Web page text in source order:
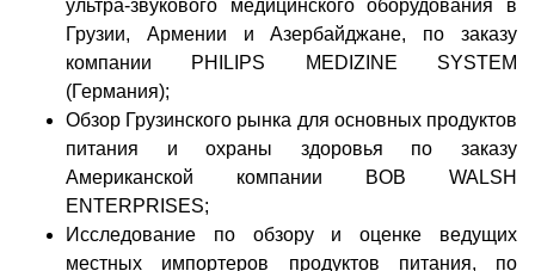
ультра-звукового медицинского оборудования в
Грузии, Армении и Азербайджане, по заказу
компании PHILIPS MEDIZINE SYSTEM
(Германия);
Обзор Грузинского рынка для основных продуктов
питания и охраны здоровья по заказу
Американской компании BOB WALSH
ENTERPRISES;
Исследование по обзору и оценке ведущих
местных импортеров продуктов питания, по